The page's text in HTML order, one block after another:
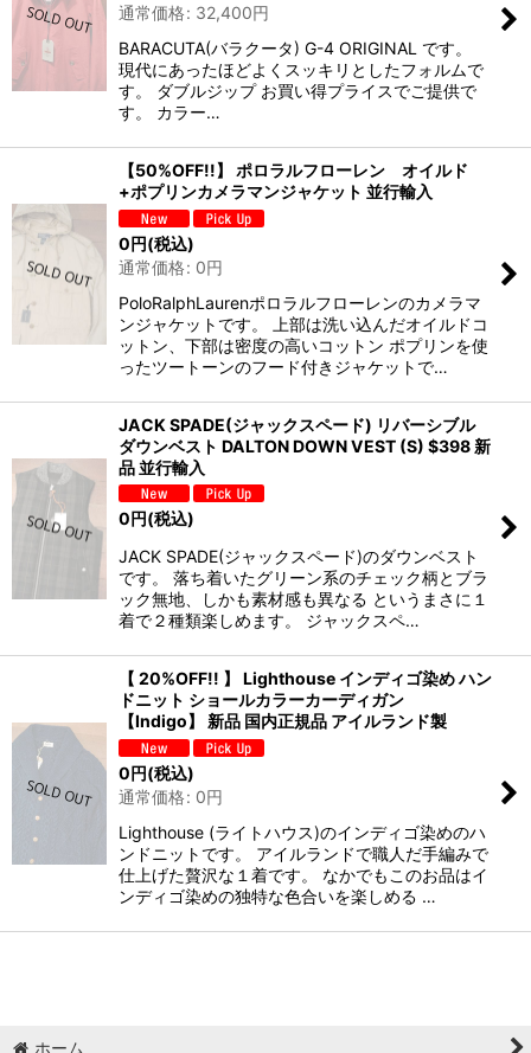
通常価格: 32,400円
BARACUTA(バラクータ) G-4 ORIGINAL です。
現代にあったほどよくスッキリとしたフォルムで
す。 ダブルジップ お買い得プライスでご提供で
す。 カラー…
【50%OFF!!】 ポロラルフローレン オイルド
+ポプリンカメラマンジャケット 並行輸入
0円(税込)
通常価格: 0円
PoloRalphLaurenポロラルフローレンのカメラマ
ンジャケットです。 上部は洗い込んだオイルドコ
ットン、下部は密度の高いコットン ポプリンを使
ったツートーンのフード付きジャケットで…
JACK SPADE(ジャックスペード) リバーシブル
ダウンベスト DALTON DOWN VEST (S) $398 新
品 並行輸入
0円(税込)
JACK SPADE(ジャックスペード)のダウンベスト
です。 落ち着いたグリーン系のチェック柄とブラ
ック無地、しかも素材感も異なる というまさに１
着で２種類楽しめます。 ジャックスペ…
【 20%OFF!! 】 Lighthouse インディゴ染め ハン
ドニット ショールカラーカーディガン
【Indigo】 新品 国内正規品 アイルランド製
0円(税込)
通常価格: 0円
Lighthouse (ライトハウス)のインディゴ染めのハ
ンドニットです。 アイルランドで職人だ手編みで
仕上げた贅沢な１着です。 なかでもこのお品はイ
ンディゴ染めの独特な色合いを楽しめる …
ホーム